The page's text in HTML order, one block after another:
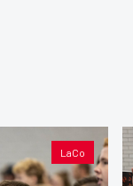
LaCo